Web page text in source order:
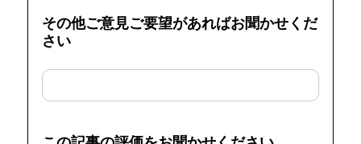
その他ご意見ご要望があればお聞かせくだ
さい